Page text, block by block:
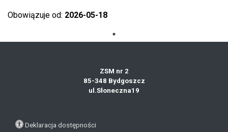
Obowiązuje od: 2026-05-18
ZSM nr 2
85-348 Bydgoszcz
ul.Słoneczna19
Deklaracja dostępności